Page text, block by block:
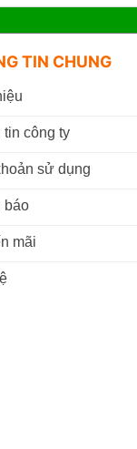
TIN CHUNG
tin công ty
sử dụng
báo
mãi